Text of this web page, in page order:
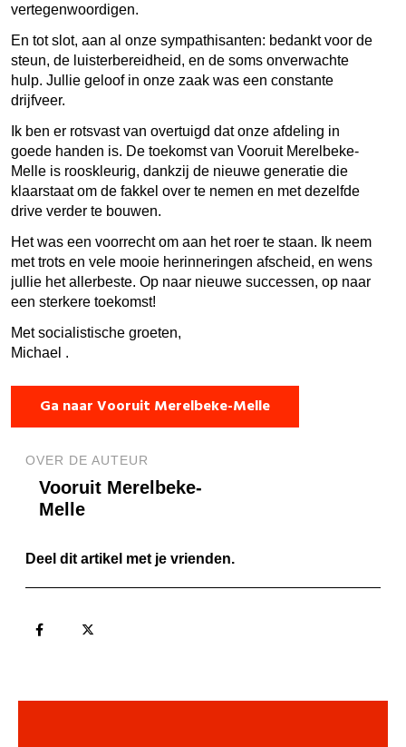
vertegenwoordigen.
En tot slot, aan al onze sympathisanten: bedankt voor de
steun, de luisterbereidheid, en de soms onverwachte
hulp. Jullie geloof in onze zaak was een constante
drijfveer.
Ik ben er rotsvast van overtuigd dat onze afdeling in
goede handen is. De toekomst van Vooruit Merelbeke-
Melle is rooskleurig, dankzij de nieuwe generatie die
klaarstaat om de fakkel over te nemen en met dezelfde
drive verder te bouwen.
Het was een voorrecht om aan het roer te staan. Ik neem
met trots en vele mooie herinneringen afscheid, en wens
jullie het allerbeste. Op naar nieuwe successen, op naar
een sterkere toekomst!
Met socialistische groeten,
Michael .
Ga naar Vooruit Merelbeke-Melle
OVER DE AUTEUR
Vooruit Merelbeke-
Melle
Deel dit artikel met je vrienden.